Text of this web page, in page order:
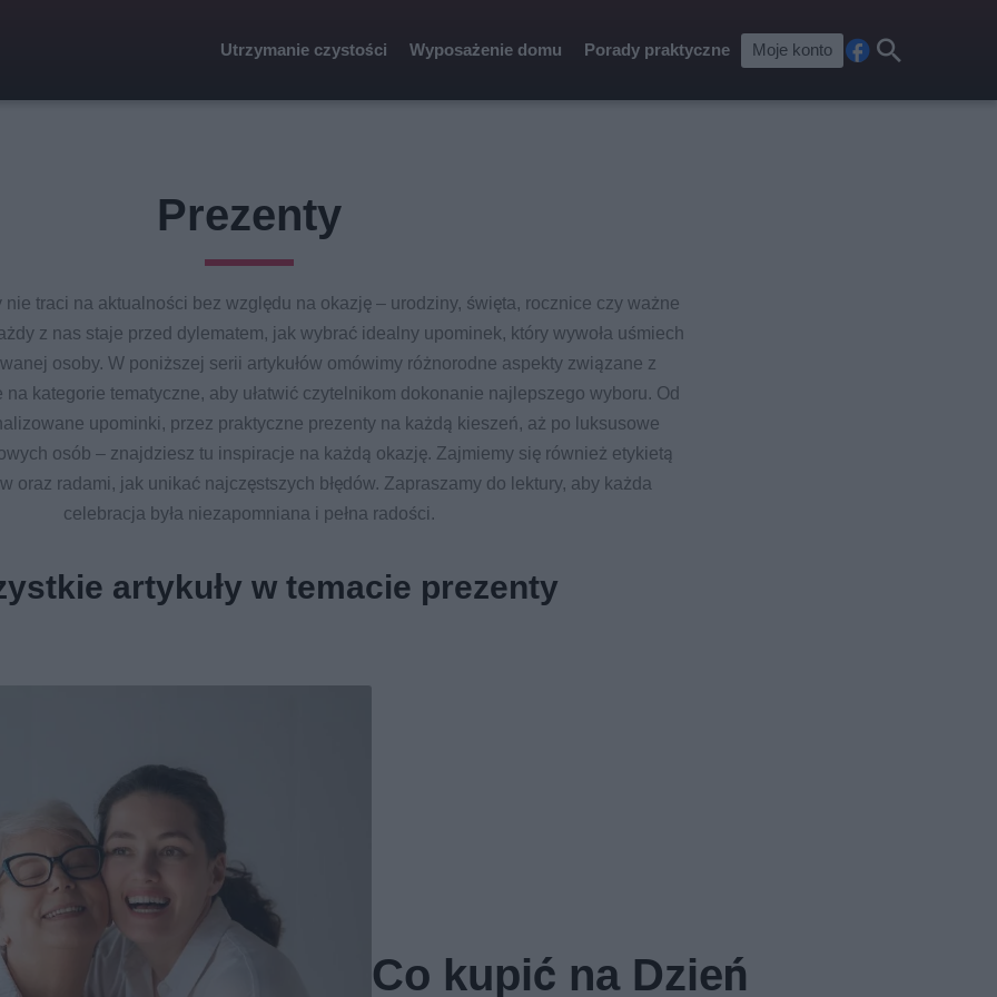
Utrzymanie czystości Wyposażenie domu Porady praktyczne Moje konto
cebkaj
Prezenty
nie traci na aktualności bez względu na okazję – urodziny, święta, rocznice czy ważne
z nas staje przed dylematem, jak wybrać idealny upominek, który wywoła uśmiech
osoby. W poniższej serii artykułów omówimy różnorodne aspekty związane z
kategorie tematyczne, aby ułatwić czytelnikom dokonanie najlepszego wyboru. Od
upominki, przez praktyczne prezenty na każdą kieszeń, aż po luksusowe
osób – znajdziesz tu inspiracje na każdą okazję. Zajmiemy się również etykietą
oraz radami, jak unikać najczęstszych błędów. Zapraszamy do lektury, aby każda
celebracja była niezapomniana i pełna radości.
artykuły w temacie prezenty
Co kupić na Dzień